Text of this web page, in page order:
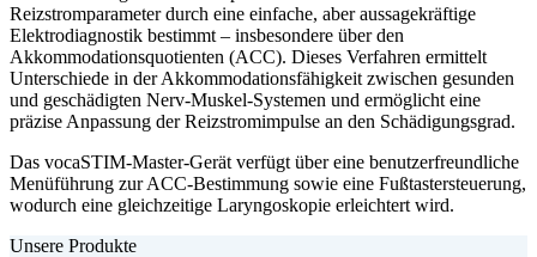
Reizstromparameter durch eine einfache, aber aussagekräftige
Elektrodiagnostik bestimmt – insbesondere über den
Akkommodationsquotienten (ACC). Dieses Verfahren ermittelt
Unterschiede in der Akkommodationsfähigkeit zwischen gesunden
und geschädigten Nerv-Muskel-Systemen und ermöglicht eine
präzise Anpassung der Reizstromimpulse an den Schädigungsgrad.
Das vocaSTIM-Master-Gerät verfügt über eine benutzerfreundliche
Menüführung zur ACC-Bestimmung sowie eine Fußtastersteuerung,
wodurch eine gleichzeitige Laryngoskopie erleichtert wird.
Unsere Produkte